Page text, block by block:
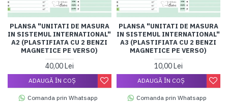
PLANSA "UNITATI DE MASURA
IN SISTEMUL INTERNATIONAL"
A2 (PLASTIFIATA CU 2 BENZI
MAGNETICE PE VERSO)
40,00 Lei
ADAUGĂ ÎN COŞ
Comanda prin Whatsapp
PLANSA "UNITATI DE MASURA
IN SISTEMUL INTERNATIONAL"
A3 (PLASTIFIATA CU 2 BENZI
MAGNETICE PE VERSO)
10,00 Lei
ADAUGĂ ÎN COŞ
Comanda prin Whatsapp